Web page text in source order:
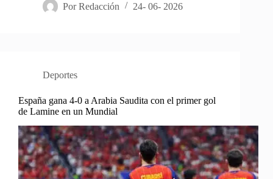
Por Redacción 24- 06- 2026
Deportes
España gana 4-0 a Arabia Saudita con el primer gol
de Lamine en un Mundial